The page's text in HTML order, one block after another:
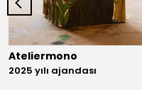
Ateliermono
2025 yılı ajandası